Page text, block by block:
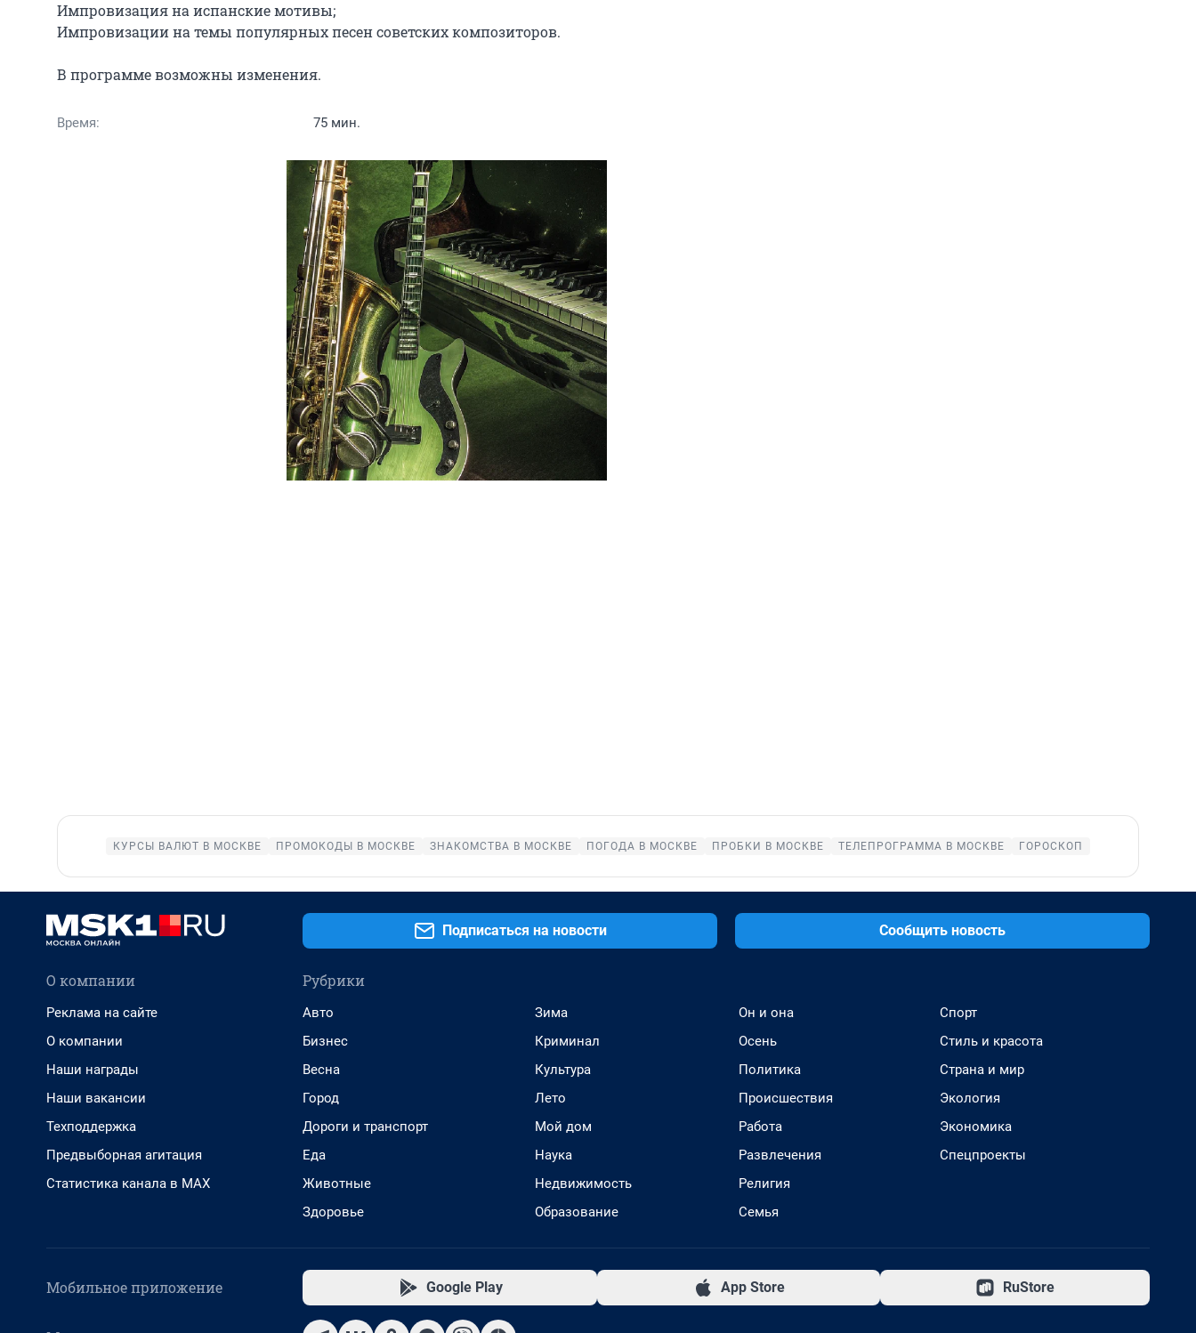
Импровизация на испанские мотивы;
Импровизации на темы популярных песен советских композиторов.
В программе возможны изменения.
Время: 75 мин.
КУРСЫ ВАЛЮТ В МОСКВЕ ПРОМОКОДЫ В МОСКВЕ ЗНАКОМСТВА В МОСКВЕ ПОГОДА В МОСКВЕ ПРОБКИ В МОСКВЕ ТЕЛЕПРОГРАММА В МОСКВЕ ГОРОСКОП
Подписаться на новости Сообщить новость
О компании
Реклама на сайте
О компании
Наши награды
Наши вакансии
Техподдержка
Предвыборная агитация
Статистика канала в MAX
Рубрики
Авто
Бизнес
Весна
Город
Дороги и транспорт
Еда
Животные
Здоровье
Зима
Криминал
Культура
Лето
Мой дом
Наука
Недвижимость
Образование
Он и она
Осень
Политика
Происшествия
Работа
Развлечения
Религия
Семья
Спорт
Стиль и красота
Страна и мир
Экология
Экономика
Спецпроекты
Мобильное приложение Google Play App Store RuStore